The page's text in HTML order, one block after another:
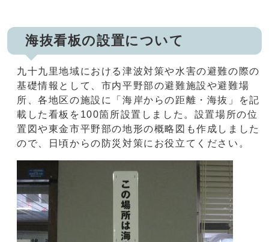
海抜看板の設置について
九十九里地域における津波対策や水害の避難の際の
基礎情報として、市内平野部の避難施設や避難場
所、各地区の施設に「海岸からの距離・海抜」を記
載した看板を100箇所設置しました。設置場所の位
置図や東金市平野部の地形の概略図も作成しました
ので、日頃からの防災対策にお役立てください。